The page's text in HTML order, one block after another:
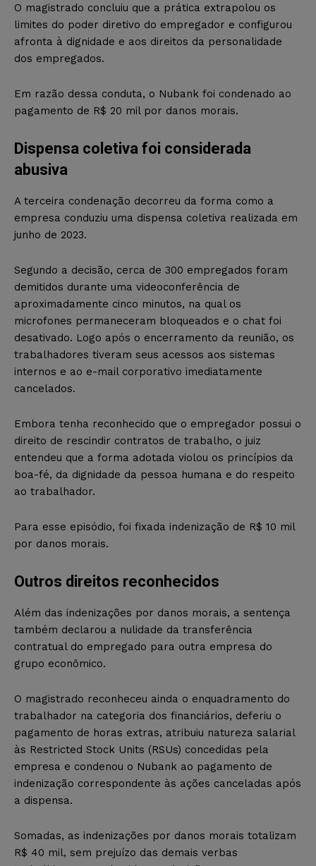
O magistrado concluiu que a prática extrapolou os
limites do poder diretivo do empregador e configurou
afronta à dignidade e aos direitos da personalidade
dos empregados.
Em razão dessa conduta, o Nubank foi condenado ao
pagamento de R$ 20 mil por danos morais.
Dispensa coletiva foi considerada
abusiva
A terceira condenação decorreu da forma como a
empresa conduziu uma dispensa coletiva realizada em
junho de 2023.
Segundo a decisão, cerca de 300 empregados foram
demitidos durante uma videoconferência de
aproximadamente cinco minutos, na qual os
microfones permaneceram bloqueados e o chat foi
desativado. Logo após o encerramento da reunião, os
trabalhadores tiveram seus acessos aos sistemas
internos e ao e-mail corporativo imediatamente
cancelados.
Embora tenha reconhecido que o empregador possui o
direito de rescindir contratos de trabalho, o juiz
entendeu que a forma adotada violou os princípios da
boa-fé, da dignidade da pessoa humana e do respeito
ao trabalhador.
Para esse episódio, foi fixada indenização de R$ 10 mil
por danos morais.
Outros direitos reconhecidos
Além das indenizações por danos morais, a sentença
também declarou a nulidade da transferência
contratual do empregado para outra empresa do
grupo econômico.
O magistrado reconheceu ainda o enquadramento do
trabalhador na categoria dos financiários, deferiu o
pagamento de horas extras, atribuiu natureza salarial
às Restricted Stock Units (RSUs) concedidas pela
empresa e condenou o Nubank ao pagamento de
indenização correspondente às ações canceladas após
a dispensa.
Somadas, as indenizações por danos morais totalizam
R$ 40 mil, sem prejuízo das demais verbas